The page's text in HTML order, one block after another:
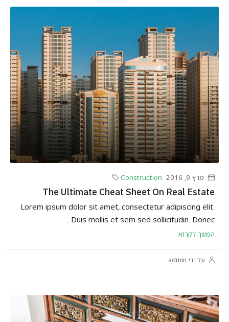
מרץ 9, 2016 Construction
The Ultimate Cheat Sheet On Real Estate
Lorem ipsum dolor sit amet, consectetur adipiscing elit.
Duis mollis et sem sed sollicitudin. Donec...
המשך לקרוא
על ידי admin